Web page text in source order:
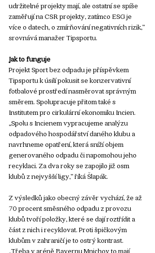
udržitelné projekty mají, ale ostatní se spíše
zaměřují na CSR projekty, zatímco ESG je
více o datech, o zmírňování negativních rizik,”
srovnává manažer Tipsportu.
Jak to funguje
Projekt Sport bez odpadu je příspěvkem
Tipsportu k úsilí pokusit se konzervativní
fotbalové prostředí nasměrovat správným
směrem. Spolupracuje přitom také s
Institutem pro cirkulární ekonomiku Incien.
„Spolu s Incienem vypracujeme analýzu
odpadového hospodářství daného klubu a
navrhneme opatření, která sníží objem
generovaného odpadu či napomohou jeho
recyklaci. Za dva roky se zapojilo již osm
klubů z nejvyšší ligy,” říká Šlapák.
Z výsledků jako obecný závěr vychází, že až
70 procent směsného odpadu z provozu
klubů tvoří položky, které se dají roztřídit a
část z nich i recyklovat. Proti špičkovým
klubům v zahraničí je to ostrý kontrast.
„Třeba v aréně Bayernu Mnichov to mají